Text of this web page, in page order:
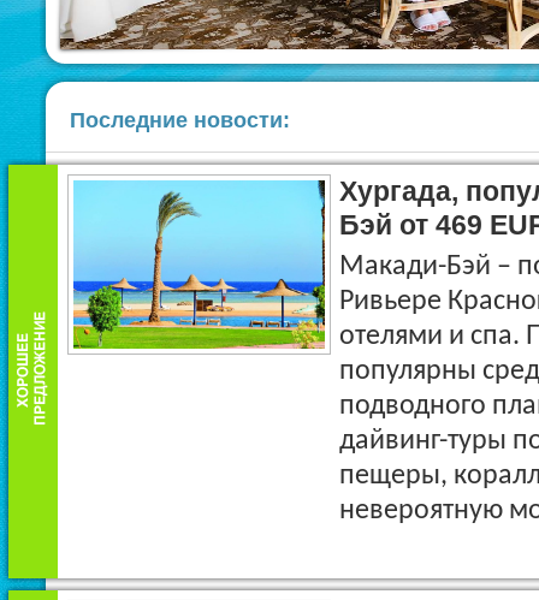
Последние новости:
Хургада,
Бэй от 469
Макади-Бэй –
Ривьере
отелями и спа.
популярны
подводного
дайвинг-туры
пещеры,
невероятную